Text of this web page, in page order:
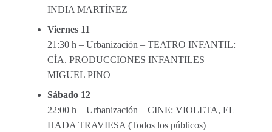
INDIA MARTÍNEZ
Viernes 11
21:30 h – Urbanización – TEATRO INFANTIL:
CÍA. PRODUCCIONES INFANTILES
MIGUEL PINO
Sábado 12
22:00 h – Urbanización – CINE: VIOLETA, EL
HADA TRAVIESA (Todos los públicos)